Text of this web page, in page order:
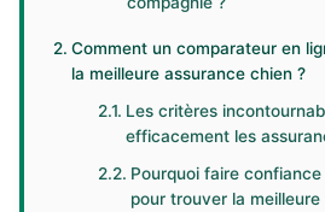
Comment un comparateur en
la meilleure assurance chien ?
Les critères
efficacement les
Pourquoi faire
pour trouver la